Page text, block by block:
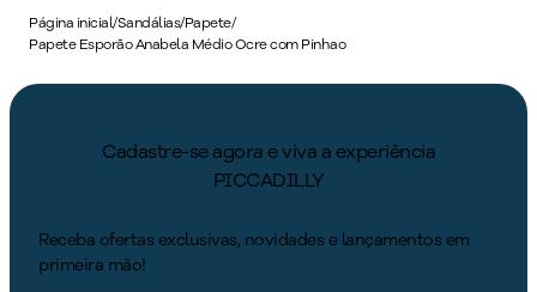
Página inicial/Sandálias/Papete/
Papete Esporão Anabela Médio Ocre com Pinhao
Cadastre-se agora e viva a experiência
PICCADILLY
Receba ofertas exclusivas, novidades e lançamentos em
primeira mão!